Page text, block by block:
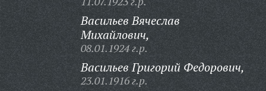
Васильев Вячеслав
Михайлович,
08.01.1924 г.р.
Васильев Григорий Федорович,
23.01.1916 г.р.